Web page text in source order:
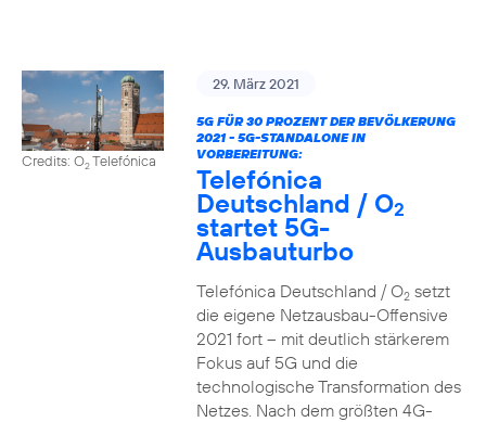
Credits: O2Telefónica
29. März 2021
5G FÜR 30 PROZENT DER BEVÖLKERUNG
2021 - 5G-STANDALONE IN
VORBEREITUNG:
Telefónica
Deutschland / O2
startet 5G-
Ausbauturbo
Telefónica Deutschland / O2setzt
die eigene Netzausbau-Offensive
2021 fort – mit deutlich stärkerem
Fokus auf 5G und die
technologische Transformation des
Netzes. Nach dem größten 4G-